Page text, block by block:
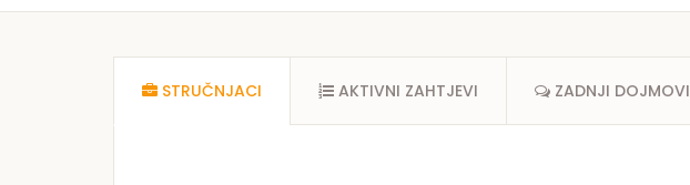
STRUČNJACI AKTIVNI ZAHTJEVI ZADNJI DOJMOVI